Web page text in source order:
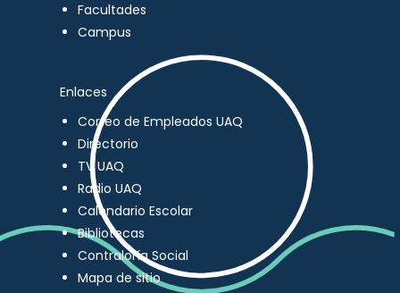
Facultades
Campus
Enlaces
Correo de Empleados UAQ
Directorio
TV UAQ
Radio UAQ
Calendario Escolar
Bibliotecas
Contraloría Social
Mapa de sitio